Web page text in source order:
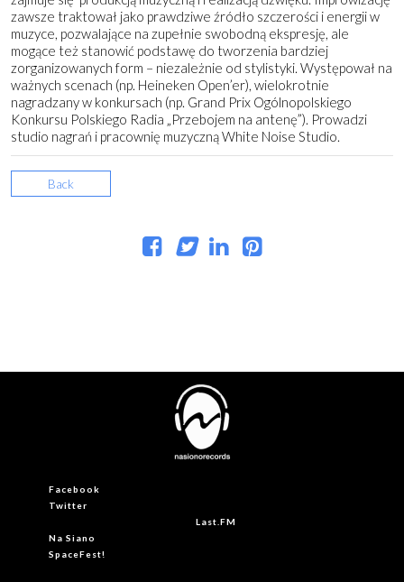
zawsze traktował jako prawdziwe źródło szczerości i energii w
muzyce, pozwalające na zupełnie swobodną ekspresję, ale
mogące też stanowić podstawę do tworzenia bardziej
zorganizowanych form – niezależnie od stylistyki. Występował na
ważnych scenach (np. Heineken Open’er), wielokrotnie
nagradzany w konkursach (np. Grand Prix Ogólnopolskiego
Konkursu Polskiego Radia „Przebojem na antenę”). Prowadzi
studio nagrań i pracownię muzyczną White Noise Studio.
Back
Facebook
Twitter
Last.FM
Na Siano
SpaceFest!